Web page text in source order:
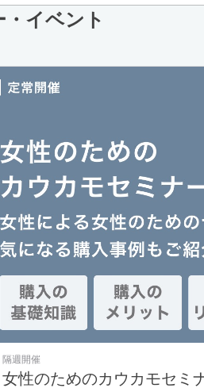
イベント
隔週開催
女性のためのカウカモセミ